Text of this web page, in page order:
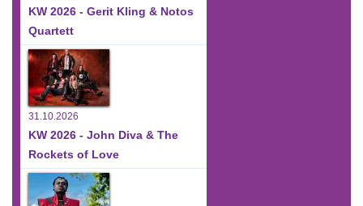
KW 2026 - Gerit Kling & Notos
Quartett
31.10.2026
KW 2026 - John Diva & The
Rockets of Love